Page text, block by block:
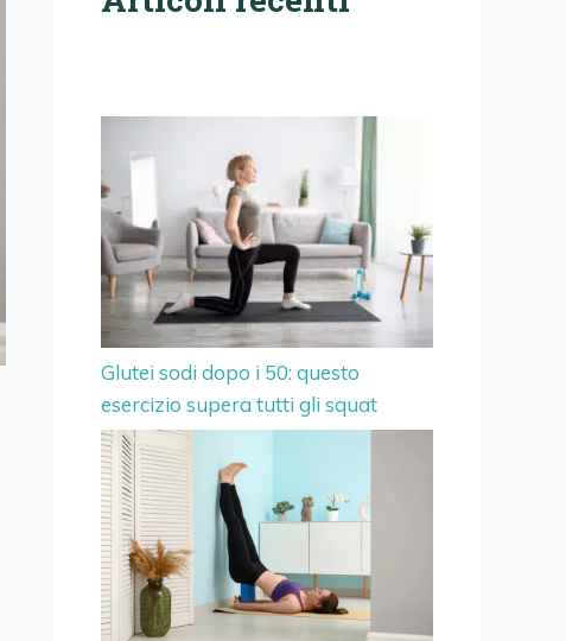
Glutei sodi dopo i 50: questo
esercizio supera tutti gli squat